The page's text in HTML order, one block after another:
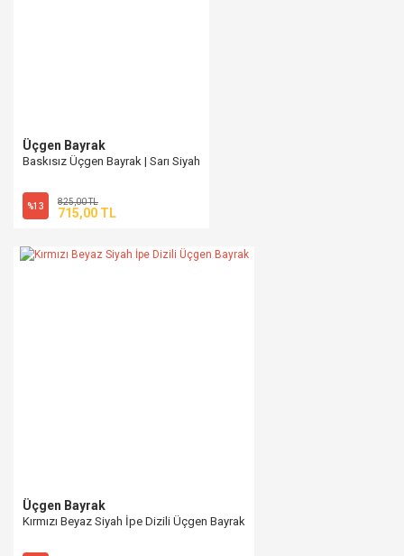
Üçgen Bayrak
Baskısız Üçgen Bayrak | Sarı Siyah
%13 825,00 TL
715,00 TL
Üçgen Bayrak
Kırmızı Beyaz Siyah İpe Dizili Üçgen Bayrak